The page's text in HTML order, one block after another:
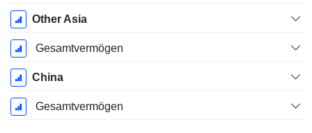
Other Asia
Gesamtvermögen
China
Gesamtvermögen